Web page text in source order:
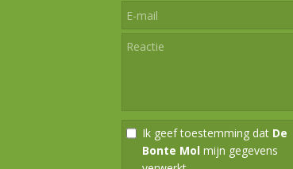
Ik geef toestemming dat De
Bonte Mol mijn gegevens